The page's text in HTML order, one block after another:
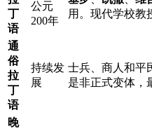
丁
语
公元
200年
用。现代学校教
通
俗
拉
丁
语
持续发
展
士兵、商人和平
是非正式变体，
晚